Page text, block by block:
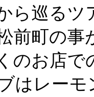
ら巡るツ
前町の事
のお店で
はレー